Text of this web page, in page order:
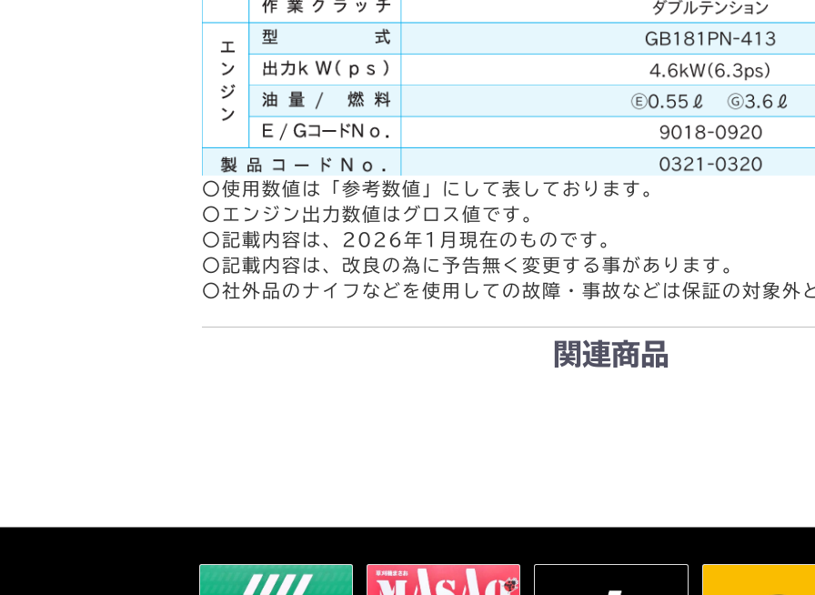
〇使用数値は「参考数値」にして表しております。
〇エンジン出力数値はグロス値です。
〇記載内容は、2026年1月現在のものです。
〇記載内容は、改良の為に予告無く変更する事があります。
〇社外品のナイフなどを使用しての故障・事故などは保証の対象外
関連商品